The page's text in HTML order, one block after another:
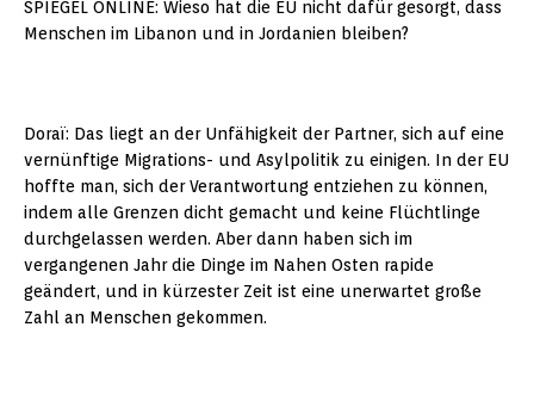
SPIEGEL ONLINE: Wieso hat die EU nicht dafür gesorgt, dass
Menschen im Libanon und in Jordanien bleiben?
Doraï: Das liegt an der Unfähigkeit der Partner, sich auf eine
vernünftige Migrations- und Asylpolitik zu einigen. In der EU
hoffte man, sich der Verantwortung entziehen zu können,
indem alle Grenzen dicht gemacht und keine Flüchtlinge
durchgelassen werden. Aber dann haben sich im
vergangenen Jahr die Dinge im Nahen Osten rapide
geändert, und in kürzester Zeit ist eine unerwartet große
Zahl an Menschen gekommen.